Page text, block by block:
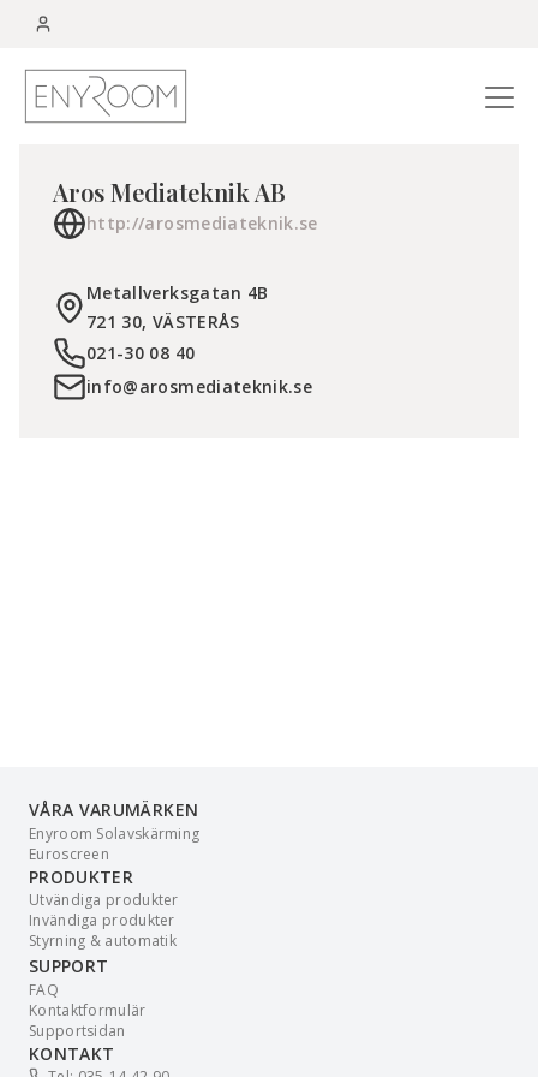
Menu
Aros Mediateknik AB
http://arosmediateknik.se
Metallverksgatan 4B
721 30, VÄSTERÅS
021-30 08 40
info@arosmediateknik.se
VÅRA VARUMÄRKEN
Enyroom Solavskärming
Euroscreen
PRODUKTER
Utvändiga produkter
Invändiga produkter
Styrning & automatik
SUPPORT
FAQ
Kontaktformulär
Supportsidan
KONTAKT